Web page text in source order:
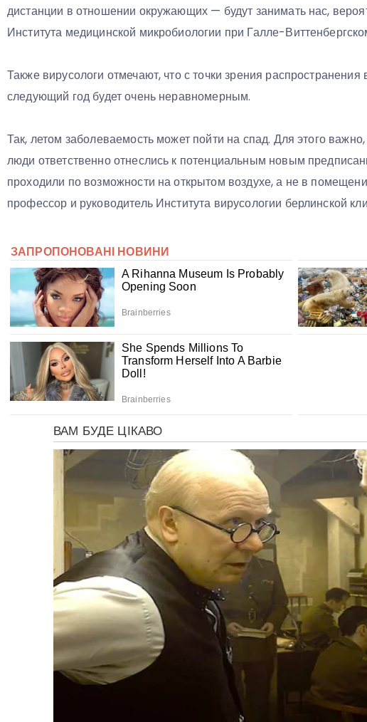
дистанции в отношении окружающих — будут занимать нас,
Института медицинской микробиологии при Галле-
Также вирусологи отмечают, что с точки зрения распространения
следующий год будет очень неравномерным.
Так, летом заболеваемость может пойти на спад. Для этого
люди ответственно отнеслись к потенциальным новым
проходили по возможности на открытом воздухе, а не в
профессор и руководитель Института вирусологии берлинской